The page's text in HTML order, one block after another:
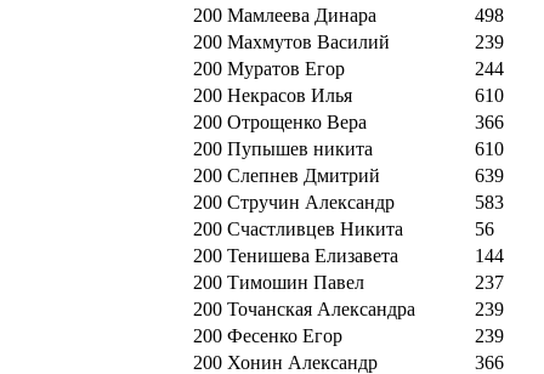
200 Мамлеева Динара
498
200 Махмутов Василий
239
200 Муратов Егор
244
200 Некрасов Илья
610
200 Отрощенко Вера
366
200 Пупышев никита
610
200 Слепнев Дмитрий
639
200 Стручин Александр
583
200 Счастливцев Никита
56
200 Тенишева Елизавета
144
200 Тимошин Павел
237
200 Точанская Александра
239
200 Фесенко Егор
239
200 Хонин Александр
366